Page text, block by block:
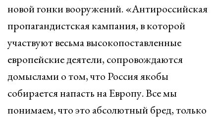
новой гонки вооружений. «Антироссийская
пропагандистская кампания, в которой
участвуют весьма высокопоставленные
европейские деятели, сопровождаются
домыслами о том, что Россия якобы
собирается напасть на Европу. Все мы
понимаем, что это абсолютный бред, только